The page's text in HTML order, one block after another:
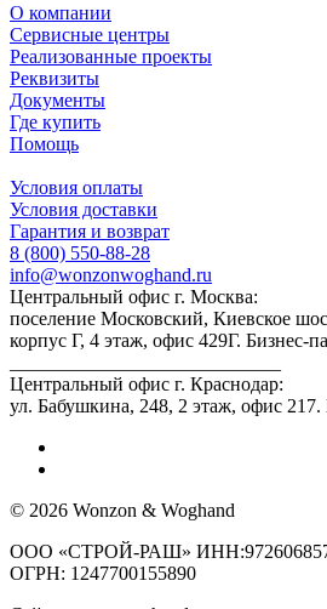
О компании
Сервисные центры
Реализованные проекты
Реквизиты
Документы
Где купить
Помощь
Условия оплаты
Условия доставки
Гарантия и возврат
8 (800) 550-88-28
info@wonzonwoghand.ru
Центральный офис г. Москва:
поселение Московский, Киевское
корпус Г, 4 этаж, офис 429Г. Бизнес-
Центральный офис г. Краснодар:
ул. Бабушкина, 248, 2 этаж, офис
© 2026 Wonzon & Woghand
ООО «СТРОЙ-РАШ»
ОГРН: 1247700155890